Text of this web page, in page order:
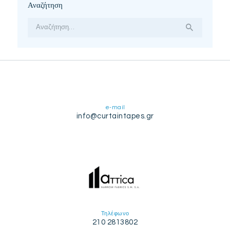
Αναζήτηση
Αναζήτηση
e-mail
info@curtaintapes.gr
Τηλέφωνο
210 2813802